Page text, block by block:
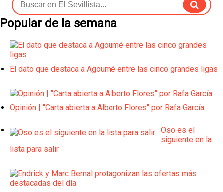
Popular de la semana
El dato que destaca a Agoumé entre las cinco grandes ligas
Opinión | "Carta abierta a Alberto Flores" por Rafa García
Oso es el
siguiente en la
lista para salir